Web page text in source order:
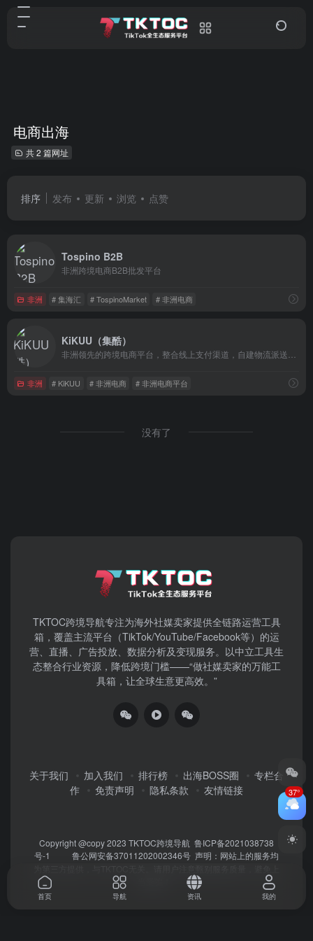
电商出海
共 2 篇网址
排序 发布 更新 浏览 点赞
Tospino B2B
非洲跨境电商B2B批发平台
非洲 # 集海汇 # TospinoMarket # 非洲电商
KiKUU（集酷）
非洲 # KiKUU # 非洲电商 # 非洲电商平台
没有了
TKTOC跨境导航​专注为海外社媒卖家提供全链路运营工具
箱，覆盖主流平台（TikTok/YouTube/Facebook等）​的运
营、直播、广告投放、数据分析及变现服务。以中立工具生
态整合行业资源，降低跨境门槛——“做社媒卖家的万能工
具箱，让全球生意更高效。”
关于我们 加入我们 排行榜 出海BOSS圈
专栏合
作
免责声明 隐私条款 友情链接
Copyright @copy 2023 TKTOC跨境导航 鲁ICP备2021038738
号-1
鲁公网安备37011202002346号 声明：网站上的服务均
37°
首页 导航 资讯 我的